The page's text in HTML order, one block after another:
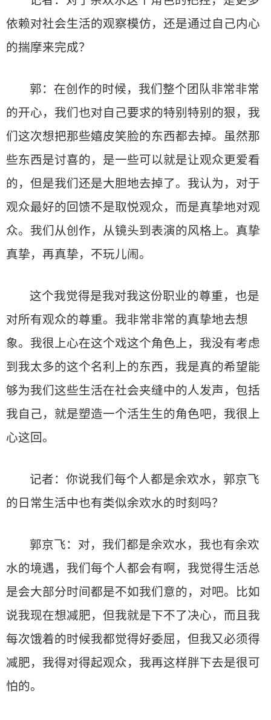
依赖对社会生活的观察模仿，还是通过自己内心
的揣摩来完成？
郭：在创作的时候，我们整个团队非常非常
的开心，我们也对自己要求的特别特别的狠，我
们这次想把那些嬉皮笑脸的东西都去掉。虽然那
些东西是讨喜的，是一些可以就是让观众更爱看
的，但是我们还是大胆地去掉了。我认为，对于
观众最好的回馈不是取悦观众，而是真挚地对观
众。我们从创作，从镜头到表演的风格上。真挚
真挚，再真挚，不玩儿闹。
这个我觉得是我对我这份职业的尊重，也是
对所有观众的尊重。我非常非常的真挚地去想
象。我很上心在这个戏这个角色上，我没有考虑
到我太多的这个名利上的东西，我是真的希望能
够为我们这些生活在社会夹缝中的人发声，包括
我自己，就是塑造一个活生生的角色吧，我很上
心这回。
记者：你说我们每个人都是余欢水，郭京飞
的日常生活中也有类似余欢水的时刻吗？
郭京飞：对，我们都是余欢水，我也有余欢
水的境遇，我们每个人都会有啊，我觉得生活总
是会大部分时间都是不如我们意的，对吧。比如
说我现在想减肥，但我就是下不了决心，而且我
每次饿着的时候我都觉得好委屈，但我又必须得
减肥，我得对得起观众，我再这样胖下去是很可
怕的。